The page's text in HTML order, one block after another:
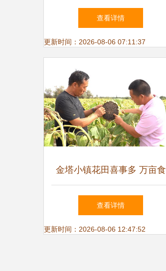
不宜养,家有再多钱也请避开
查看详情
更新时间：2026-08-06 07:11:37
金塔小镇花田喜事多 万亩食
葵种出好 丰 景凤凰网甘肃 凤
凰网
查看详情
更新时间：2026-08-06 12:47:52